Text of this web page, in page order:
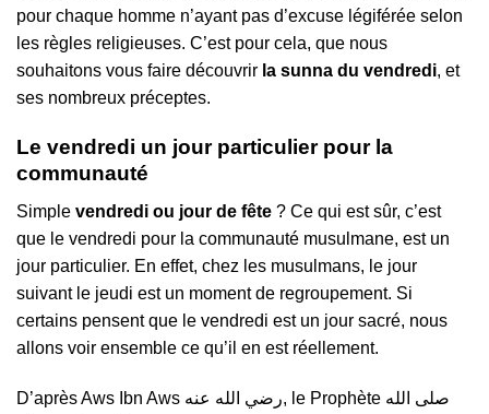
pour chaque homme n’ayant pas d’excuse légiférée selon
les règles religieuses. C’est pour cela, que nous
souhaitons vous faire découvrir la sunna du vendredi, et
ses nombreux préceptes.
Le vendredi un jour particulier pour la
communauté
Simple vendredi ou jour de fête ? Ce qui est sûr, c’est
que le vendredi pour la communauté musulmane, est un
jour particulier. En effet, chez les musulmans, le jour
suivant le jeudi est un moment de regroupement. Si
certains pensent que le vendredi est un jour sacré, nous
allons voir ensemble ce qu’il en est réellement.
D’après Aws Ibn Aws رضي الله عنه, le Prophète صلى الله